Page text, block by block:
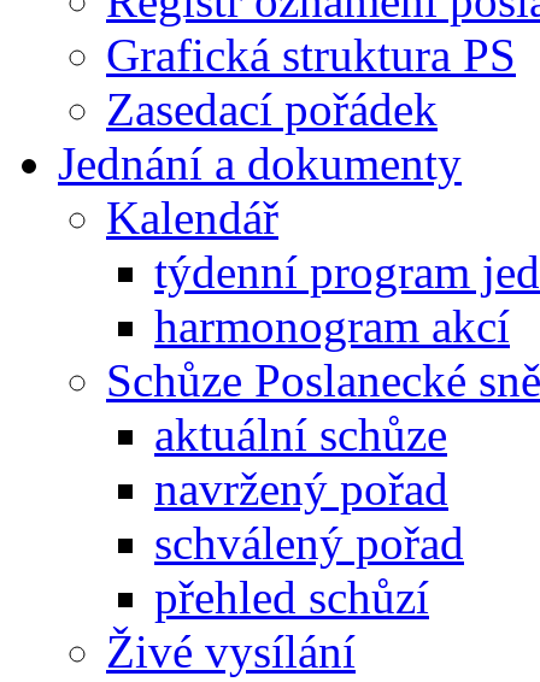
Grafická struktura PS
Zasedací pořádek
Jednání a dokumenty
Kalendář
týdenní program
harmonogram akcí
Schůze Poslanecké
aktuální schůze
navržený pořad
schválený pořad
přehled schůzí
Živé vysílání